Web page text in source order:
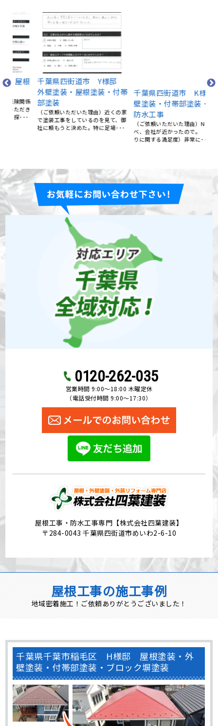
千葉県四街道市 Y様邸
外壁塗装・屋根塗装・付帯
部塗装
（ご依頼いただいた理由）近くの家
で塗装工事をしているのを見て、御
千葉県四街道市 K様 外
壁塗装・付帯部塗装・屋上
防水工事
（ご依頼いただいた理由）NETで調
べ、会社が近かったので。 （仕上が
りに関する満足度）非常に･･･
0120-262-035
営業時間 9:00〜18:00 木曜定休
（電話受付時間 9:00〜17:30）
屋根工事・防水工事専門【株式会社四葉建装】
〒284-0043 千葉県四街道市めいわ2-6-10
屋根工事の施工事例
地域密着施工！ご依頼ありがとうございました！
千葉県千葉市稲毛区 H様邸 屋根塗装・外
壁塗装・付帯部塗装・ブロック塀塗装